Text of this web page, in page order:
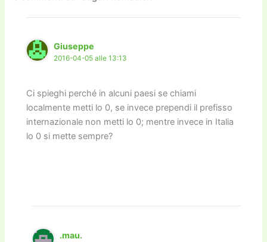
o
k
n
k
Giuseppe
2016-04-05 alle 13:13
Ci spieghi perché in alcuni paesi se chiami
localmente metti lo 0, se invece prependi il prefisso
internazionale non metti lo 0; mentre invece in Italia
lo 0 si mette sempre?
.mau.